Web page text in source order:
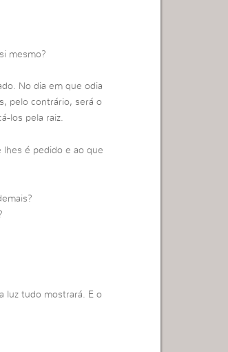
mesmo?
No dia em que odia
pelo contrário, será o
los pela raiz.
lhes é pedido e ao que
luz tudo mostrará. E o